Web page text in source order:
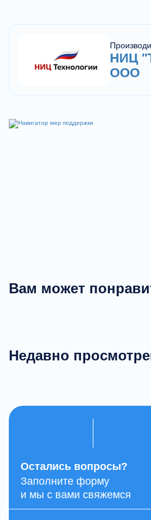
НИЦ
ООО
Вам может
Недавно
Остались вопросы?
Заполните форму
и мы с вами свяжемся